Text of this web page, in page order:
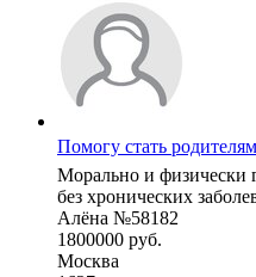
Помогу стать
Морально и физически
без хронических
Алёна №58182
1800000 руб.
Москва